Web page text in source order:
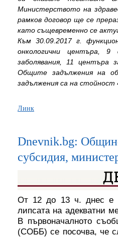
Министерството на
рамков договор ще се
като същевременно се
Към 30.09.2017 г.
онкологични центъра, 9
заболявания, 11 центъра
Общите задължения на
задължения са на стойност
Линк
Dnevnik.bg:
субсидия,
От 12 до 13 ч. днес е
липсата на адекватни
В първоначалното
(СОББ) се посочва, че